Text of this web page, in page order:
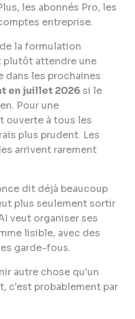
les abonnés Pro, les
entreprise.
la formulation
plutôt attendre une
les prochaines
en juillet 2026si le
Pour une
ouverte à tous les
plus prudent. Les
arrivent rarement
dit déjà beaucoup
plus seulement sortir
veut organiser ses
lisible, avec des
garde-fous.
autre chose qu'un
c'est probablement par